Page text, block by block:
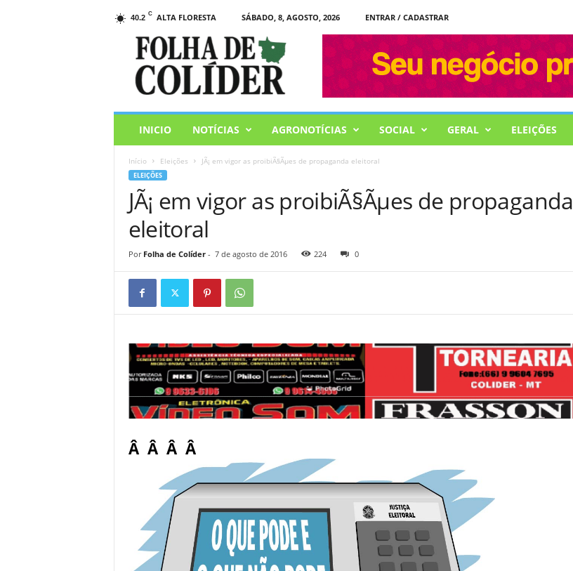
40.2 C ALTA FLORESTA SÁBADO, 8, AGOSTO, 2026
ENTRAR / CADASTRAR
INICIO NOTÍCIAS AGRONOTÍCIAS SOCIAL GERAL ELEIÇÕES
Início Eleições JÃ¡ em vigor as proibiÃ§Ãµes de propaganda eleitoral
ELEIÇÕES
JÃ¡ em vigor as proibiÃ§Ãµes de propaganda
eleitoral
Por Folha de Colíder- 7 de agosto de 2016 224 0
Â Â Â Â